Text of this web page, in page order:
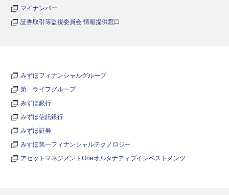
マイナンバー
証券取引等監視委員会 情報提供窓口
みずほフィナンシャルグループ
第一ライフグループ
みずほ銀行
みずほ信託銀行
みずほ証券
みずほ第一フィナンシャルテクノロジー
アセットマネジメントOneオルタナティブインベストメンツ